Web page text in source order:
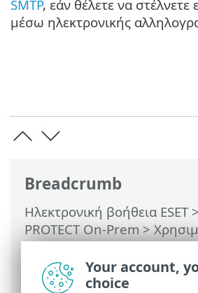
Breadcrumb
Ηλεκτρονική βοήθεια ESET>
PROTECT On-Prem>
το ESET PROTECT On-Prem
PROTECT On-Prem Κύριο
Ειδοποιήσεις> Διαχείριση
SMTP, εάν θέλετε να στέλνετε
μέσω ηλεκτρονικής
Your account,
choice